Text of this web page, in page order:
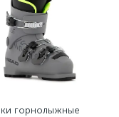
горнолыжные